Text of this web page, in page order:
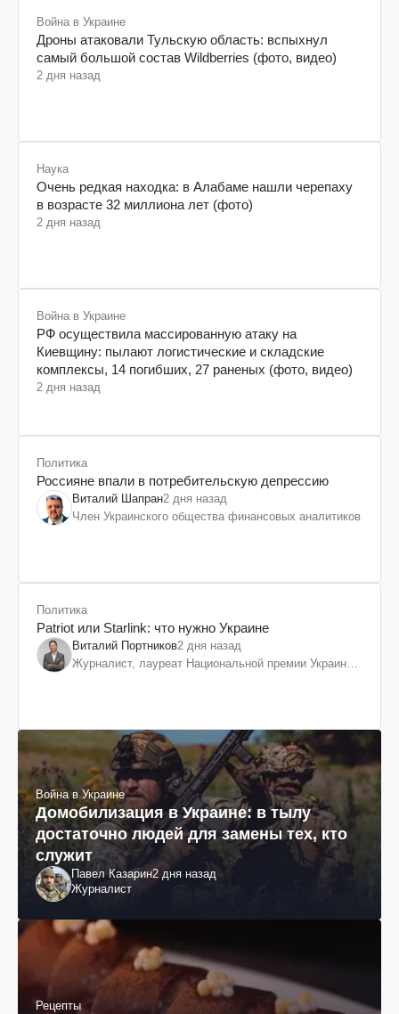
Война в Украине
Дроны атаковали Тульскую область: вспыхнул
самый большой состав Wildberries (фото, видео)
2 дня назад
Наука
Очень редкая находка: в Алабаме нашли черепаху
в возрасте 32 миллиона лет (фото)
2 дня назад
Война в Украине
РФ осуществила массированную атаку на
Киевщину: пылают логистические и складские
комплексы, 14 погибших, 27 раненых (фото, видео)
2 дня назад
Политика
Россияне впали в потребительскую депрессию
Виталий Шапран2 дня назад
Член Украинского общества финансовых аналитиков
Политика
Patriot или Starlink: что нужно Украине
Виталий Портников2 дня назад
Журналист, лауреат Национальной премии Украины
Война в Украине
Домобилизация в Украине: в тылу
достаточно людей для замены тех, кто
служит
Павел Казарин2 дня назад
Журналист
Рецепты